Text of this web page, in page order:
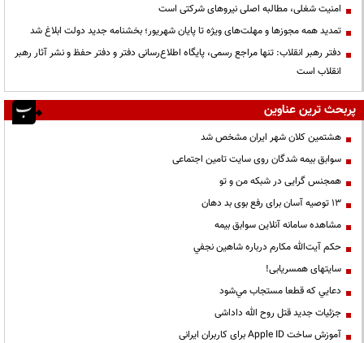
‌امنیت شغلی، مطالبه اصلی نیروهای شرکتی است
تمدید همه مجوزها و مهلت‌های ویژه تا پایان شهریور؛ بخشنامه جدید دولت ابلاغ شد
دفتر رهبر انقلاب: تنها مراجع رسمی، پایگاه اطلاع‌رسانی دفتر و دفتر حفظ و نشر آثار رهبر
انقلاب است
پربحث ترین عناوین
هشتمین کلان شهر ایران مشخص شد
سوابق بیمه شدگان روی سایت تامین اجتماعی
همجنس گرایی در شبکه من و تو
13 توصیه آسان برای رفع بوی بد دهان
مشاهده سامانه آنلاين سوابق بیمه
حكم آيت‌الله مكارم درباره شاهين نجفي
سایتهای همسریابی!
دعايي كه قطعا مستجاب مي‌شود
جزئیات جدید قتل روح الله داداشی
آموزش ساخت Apple ID برای کاربران ایرانی